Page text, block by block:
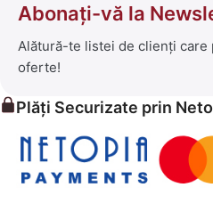
Abonați-vă la
Alătură-te listei de clienți
oferte!
Plăți Securizate prin